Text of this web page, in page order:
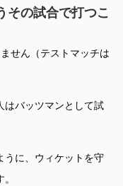
その試合で打つこ
せん（テストマッチは
はバッツマンとして試
うに、ウィケットを守